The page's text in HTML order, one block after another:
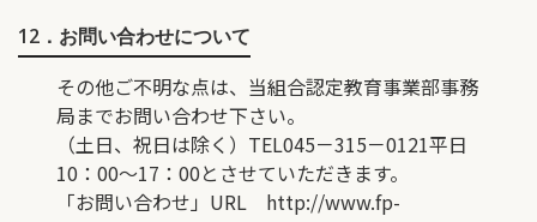
12．お問い合わせについて
その他ご不明な点は、当組合認定教育事業部事務
局までお問い合わせ下さい。
（土日、祝日は除く）TEL045－315－0121平日
10：00〜17：00とさせていただきます。
「お問い合わせ」URL http://www.fp-